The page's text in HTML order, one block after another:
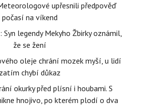
upřesnili předpověď
počasí na víkend
Syn legendy Mekyho Žbirky oznámil,
že se žení
oleje chrání mozek myší, u lidí
zatím chybí důkaz
okurky před plísní i houbami. S
hnojivo, po kterém plodí o dva